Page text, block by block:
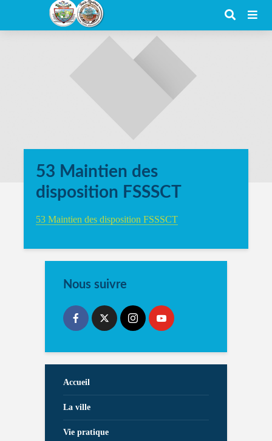
53 Maintien des
disposition FSSSCT
53 Maintien des disposition FSSSCT
Nous suivre
Accueil
La ville
Vie pratique